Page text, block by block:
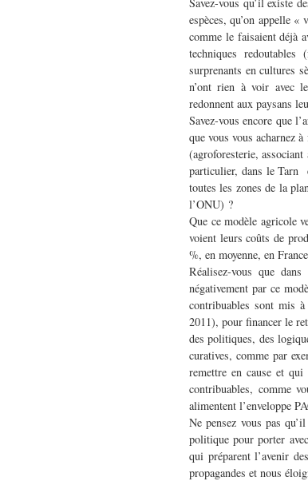
espèces, qu’on appelle
comme le faisaient déjà
techniques
surprenants en cultures
n’ont rien à voir avec
redonnent aux paysans
Savez-vous encore que
que vous vous acharnez
(agroforesterie,
particulier, dans le Tarn
toutes les zones de la
l’ONU) ?
Que ce modèle agricole
voient leurs coûts de
%, en moyenne, en
Réalisez-vous que
négativement par ce
contribuables sont mis
2011), pour financer le
des politiques, des
curatives, comme par
remettre en cause et
contribuables, comme
alimentent l’enveloppe
Ne pensez vous pas
politique pour porter
qui préparent l’avenir
propagandes et nous